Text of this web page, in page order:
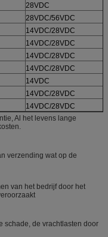
28VDC
28VDC/56VDC
14VDC/28VDC
14VDC/28VDC
14VDC/28VDC
14VDC/28VDC
14VDC
14VDC/28VDC
14VDC/28VDC
Al het levens lange
verzending wat op de
van het bedrijf door het
schade, de vrachtlasten door